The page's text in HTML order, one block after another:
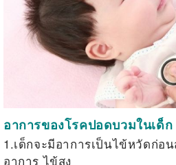
อาการของโรคปอดบวมในเด็ก
1.เด็กจะมีอาการเป็นไข้หวัดก่อ
อาการ ไข้สูง